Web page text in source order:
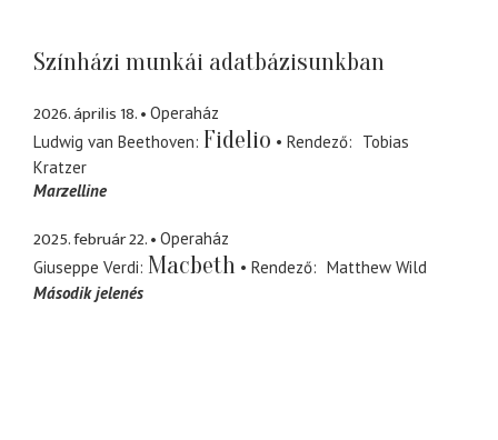
Színházi munkái adatbázisunkban
2026. április 18.
Operaház
Ludwig van Beethoven Fidelio Rendező
Tobias
Kratzer
Marzelline
2025. február 22.
Operaház
Giuseppe Verdi Macbeth Rendező
Matthew Wild
Második jelenés